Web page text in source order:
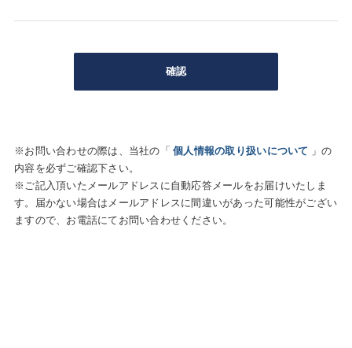
※お問い合わせの際は、当社の「個人情報の取り扱いについて 」の
内容を必ずご確認下さい。
※ご記入頂いたメールアドレスに自動応答メールをお届けいたしま
す。届かない場合はメールアドレスに間違いがあった可能性がござい
ますので、お電話にてお問い合わせください。